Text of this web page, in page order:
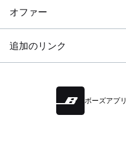
オファー
追加のリンク
ボーズアプリ